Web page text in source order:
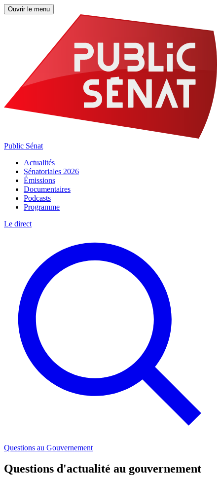
Ouvrir le menu
Public Sénat
Actualités
Sénatoriales 2026
Émissions
Documentaires
Podcasts
Programme
Le direct
Questions au Gouvernement
Questions d'actualité au gouvernement